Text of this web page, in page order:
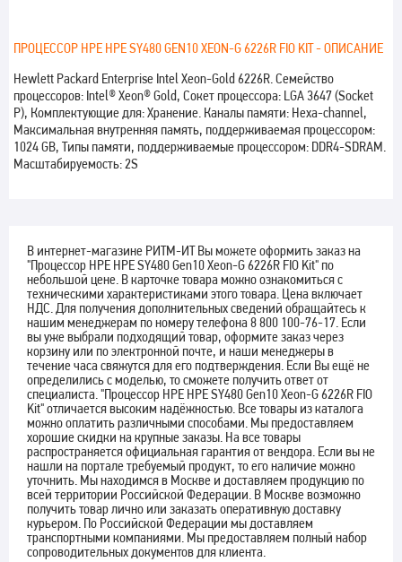
ПРОЦЕССОР HPE HPE SY480 GEN10 XEON-G 6226R FIO KIT - ОПИСАНИЕ
Hewlett Packard Enterprise Intel Xeon-Gold 6226R. Семейство
процессоров: Intel® Xeon® Gold, Сокет процессора: LGA 3647 (Socket
P), Комплектующие для: Хранение. Каналы памяти: Hexa-channel,
Максимальная внутренняя память, поддерживаемая процессором:
1024 GB, Типы памяти, поддерживаемые процессором: DDR4-SDRAM.
Масштабируемость: 2S
В интернет-магазине РИТМ-ИТ Вы можете оформить заказ на
"Процессор HPE HPE SY480 Gen10 Xeon-G 6226R FIO Kit" по
небольшой цене. В карточке товара можно ознакомиться с
техническими характеристиками этого товара. Цена включает
НДС. Для получения дополнительных сведений обращайтесь к
нашим менеджерам по номеру телефона 8 800 100-76-17. Если
вы уже выбрали подходящий товар, оформите заказ через
корзину или по электронной почте, и наши менеджеры в
течение часа свяжутся для его подтверждения. Если Вы ещё не
определились с моделью, то сможете получить ответ от
специалиста. "Процессор HPE HPE SY480 Gen10 Xeon-G 6226R FIO
Kit" отличается высоким надёжностью. Все товары из каталога
можно оплатить различными способами. Мы предоставляем
хорошие скидки на крупные заказы. На все товары
распространяется официальная гарантия от вендора. Если вы не
нашли на портале требуемый продукт, то его наличие можно
уточнить. Мы находимся в Москве и доставляем продукцию по
всей территории Российской Федерации. В Москве возможно
получить товар лично или заказать оперативную доставку
курьером. По Российской Федерации мы доставляем
транспортными компаниями. Мы предоставляем полный набор
сопроводительных документов для клиента.